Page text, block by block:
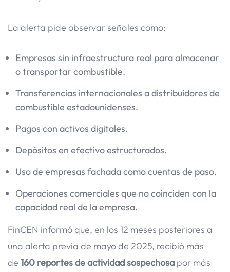
La alerta pide observar señales como:
Empresas sin infraestructura real para almacenar
o transportar combustible.
Transferencias internacionales a distribuidores de
combustible estadounidenses.
Pagos con activos digitales.
Depósitos en efectivo estructurados.
Uso de empresas fachada como cuentas de paso.
Operaciones comerciales que no coinciden con la
capacidad real de la empresa.
FinCEN informó que, en los 12 meses posteriores a
una alerta previa de mayo de 2025, recibió más
de 160 reportes de actividad sospechosa por más